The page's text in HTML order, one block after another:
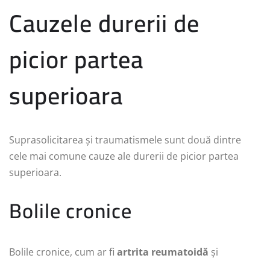
Cauzele durerii de
picior partea
superioara
Suprasolicitarea și traumatismele sunt două dintre
cele mai comune cauze ale durerii de picior partea
superioara.
Bolile cronice
Bolile cronice, cum ar fi artrita reumatoidă și